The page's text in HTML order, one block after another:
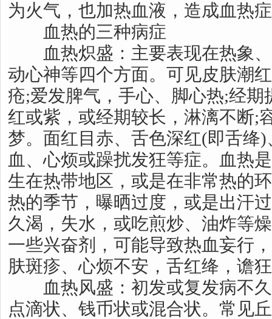
为火气，也加热血液，造成血热
血热的三种病症
血热炽盛：主要表现在热象、
动心神等四个方面。可见皮肤潮
疮;爱发脾气，手心、脚心热;经期
红或紫，或经期较长，淋漓不断;
梦。面红目赤、舌色深红(即舌绛)
血、心烦或躁扰发狂等症。血热
生在热带地区，或是在非常热的
热的季节，曝晒过度，或是出汗
久渴，失水，或吃煎炒、油炸等
一些兴奋剂，可能导致热血妄行
肤斑疹、心烦不安，舌红绛，谵
血热风盛：初发或复发病不久
点滴状、钱币状或混合状。常见